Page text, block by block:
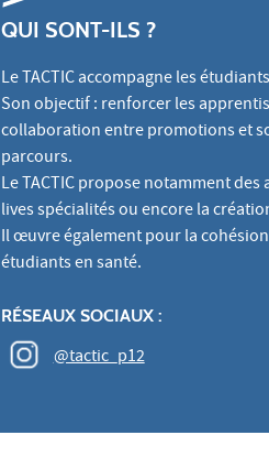
QUI SONT-ILS ?
Le TACTIC accompagne les
Son objectif : renforcer les
collaboration entre promotions et
parcours.
Le TACTIC propose notamment
lives spécialités ou encore la
Il œuvre également pour la
étudiants en santé.
RÉSEAUX SOCIAUX :
@tactic_p12